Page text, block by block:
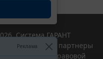
Реклама
Система ГАРАНТ
"Гарант" и ее партнеры
ассоциации правовой